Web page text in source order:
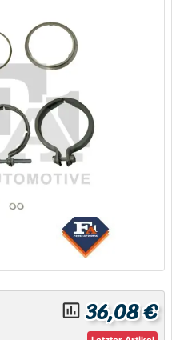
insert_chart_outlined 36,08 €